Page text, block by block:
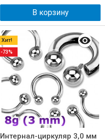
В корзину
Интернал-циркуляр 3,0 мм
Хит!
-73%